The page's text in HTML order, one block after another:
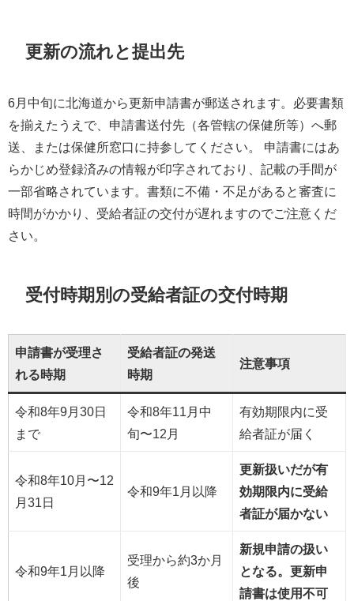
更新の流れと提出先
6月中旬に北海道から更新申請書が郵送されます。必要書類
を揃えたうえで、申請書送付先（各管轄の保健所等）へ郵
送、または保健所窓口に持参してください。 申請書にはあ
らかじめ登録済みの情報が印字されており、記載の手間が
一部省略されています。書類に不備・不足があると審査に
時間がかかり、受給者証の交付が遅れますのでご注意くだ
さい。
受付時期別の受給者証の交付時期
申請書が受理さ
れる時期
受給者証の発送
時期
注意事項
令和8年9月30日
まで
令和8年11月中
旬〜12月
有効期限内に受
給者証が届く
令和8年10月〜12
月31日
令和9年1月以降
更新扱いだが有
効期限内に受給
者証が届かない
令和9年1月以降
受理から約3か月
後
新規申請の扱い
となる。更新申
請書は使用不可